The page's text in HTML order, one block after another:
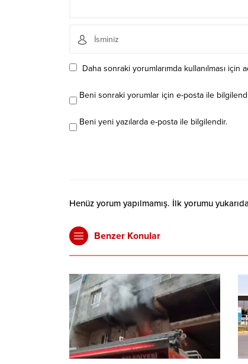
Daha sonraki yorumlarımda kullanılması için
Beni sonraki yorumlar için e-posta ile
Beni yeni yazılarda e-posta ile bilgilendir.
Henüz yorum yapılmamış. İlk yorumu
Benzer Konular